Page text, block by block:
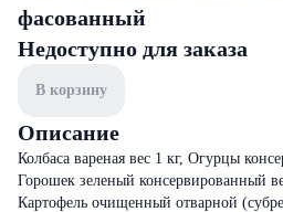
фасованный
Недоступно для заказа
В корзину
Описание
Колбаса вареная вес 1 кг, Огурцы
Горошек зеленый консервированный
Картофель очищенный отварной